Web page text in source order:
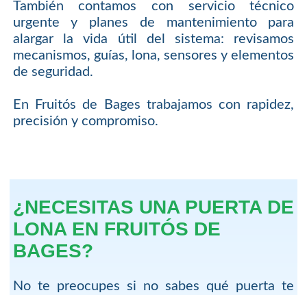
También contamos con servicio técnico
urgente y planes de mantenimiento para
alargar la vida útil del sistema: revisamos
mecanismos, guías, lona, sensores y elementos
de seguridad.
En Fruitós de Bages trabajamos con rapidez,
precisión y compromiso.
¿NECESITAS UNA PUERTA DE
LONA EN FRUITÓS DE
BAGES?
No te preocupes si no sabes qué puerta te